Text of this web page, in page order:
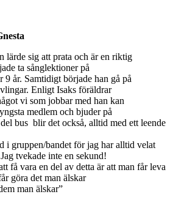
lärde sig att prata och är en riktig
ta sånglektioner på
år. Samtidigt började han gå på
Enligt Isaks föräldrar
vi som jobbar med han kan
medlem och bjuder på
bus blir det också, alltid med ett leende
i gruppen/bandet för jag har alltid velat
tvekade inte en sekund!
få vara en del av detta är att man får leva
göra det man älskar
man älskar”